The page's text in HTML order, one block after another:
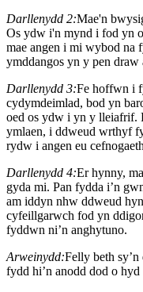
Darllenydd 2:Mae'n
Os ydw i'n mynd i fod yn
mae angen i mi wybod na
ymddangos yn y pen draw
Darllenydd 3:Fe hoffwn i
cydymdeimlad, bod yn
oed os ydw i yn y lleiafrif.
ymlaen, i ddweud wrthyf
rydw i angen eu
Darllenydd 4:Er hynny,
gyda mi. Pan fydda i’n
am iddyn nhw ddweud
cyfeillgarwch fod yn
fyddwn ni’n anghytuno.
Arweinydd:Felly beth
fydd hi’n anodd dod o